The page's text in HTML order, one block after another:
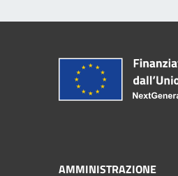
AMMINISTRAZIONE